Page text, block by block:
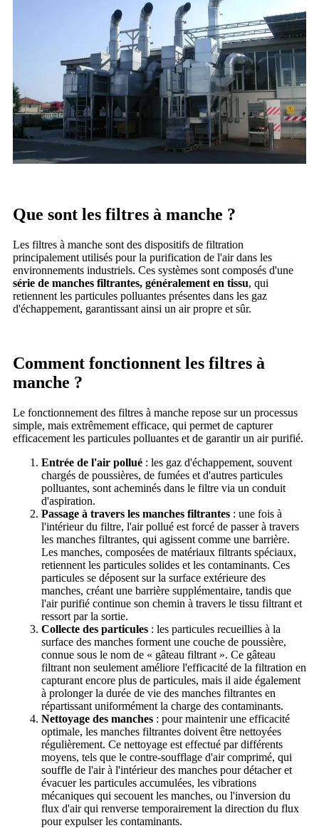
Que sont les filtres à manche ?
Les filtres à manche sont des dispositifs de filtration
principalement utilisés pour la purification de l'air dans les
environnements industriels. Ces systèmes sont composés d'une
série de manches filtrantes, généralement en tissu, qui
retiennent les particules polluantes présentes dans les gaz
d'échappement, garantissant ainsi un air propre et sûr.
Comment fonctionnent les filtres à
manche ?
Le fonctionnement des filtres à manche repose sur un processus
simple, mais extrêmement efficace, qui permet de capturer
efficacement les particules polluantes et de garantir un air purifié.
Entrée de l'air pollué : les gaz d'échappement, souvent
chargés de poussières, de fumées et d'autres particules
polluantes, sont acheminés dans le filtre via un conduit
d'aspiration.
Passage à travers les manches filtrantes : une fois à
l'intérieur du filtre, l'air pollué est forcé de passer à travers
les manches filtrantes, qui agissent comme une barrière.
Les manches, composées de matériaux filtrants spéciaux,
retiennent les particules solides et les contaminants. Ces
particules se déposent sur la surface extérieure des
manches, créant une barrière supplémentaire, tandis que
l'air purifié continue son chemin à travers le tissu filtrant et
ressort par la sortie.
Collecte des particules : les particules recueillies à la
surface des manches forment une couche de poussière,
connue sous le nom de « gâteau filtrant ». Ce gâteau
filtrant non seulement améliore l'efficacité de la filtration en
capturant encore plus de particules, mais il aide également
à prolonger la durée de vie des manches filtrantes en
répartissant uniformément la charge des contaminants.
Nettoyage des manches : pour maintenir une efficacité
optimale, les manches filtrantes doivent être nettoyées
régulièrement. Ce nettoyage est effectué par différents
moyens, tels que le contre-soufflage d'air comprimé, qui
souffle de l'air à l'intérieur des manches pour détacher et
évacuer les particules accumulées, les vibrations
mécaniques qui secouent les manches, ou l'inversion du
flux d'air qui renverse temporairement la direction du flux
pour expulser les contaminants.